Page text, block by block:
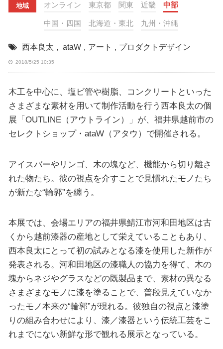
地域 オンライン 東京都 関東 近畿 中部
中国・四国 北海道・東北 九州・沖縄
西本良太 , ataW , アート , プロダクトデザイン
2018/5/25 10:35
木工を中心に、塩ビ管や樹脂、コンクリートといった
さまざまな素材を用いて制作活動を行う西本良太の個
展「OUTLINE（アウトライン）」が、福井県越前市の
セレクトショップ・ataW（アタウ）で開催される。
アイスバーやリンゴ、木の塊など、機能から切り離さ
れた物たち。彼の視点を介すことで見慣れたモノたち
が新たな“輪郭”を纏う。
本展では、会場エリアの福井県鯖江市河和田地区は古
くから越前漆器の産地として栄えていることもあり、
西本良太にとって初の試みとなる漆を使用した新作が
発表される。河和田地区の漆職人の協力を得て、木の
塊からネジやグラスなどの既製品まで、素材の異なる
さまざまなモノに漆を塗ることで、普段見えていなか
ったモノ本来の“輪郭”が現れる。彼独自の視点と漆塗
りの組み合わせにより、漆／漆器という伝統工芸をこ
れまでにない新鮮な形で観れる展示となっている。